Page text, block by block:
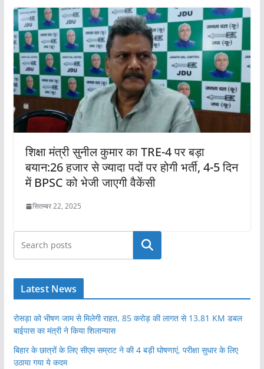
शिक्षा मंत्री सुनील कुमार का TRE-4 पर बड़ा
बयान:26 हजार से ज्यादा पदों पर होगी भर्ती, 4-5 दिन
में BPSC को भेजी जाएगी वैकेंसी
सितम्बर 22, 2025
खोजें
Latest News
रोसड़ा को भीषण जाम से मिलेगी राहत, 85 करोड़ की लागत से 13.81 KM डबल
बाईपास का मंत्री ने किया शिलान्यास
बिहार के छात्रों के लिए सीएम सम्राट ने की 4 बड़ी घोषणाएं, परीक्षा सुधार के लिए
उठाया गया ये कदम